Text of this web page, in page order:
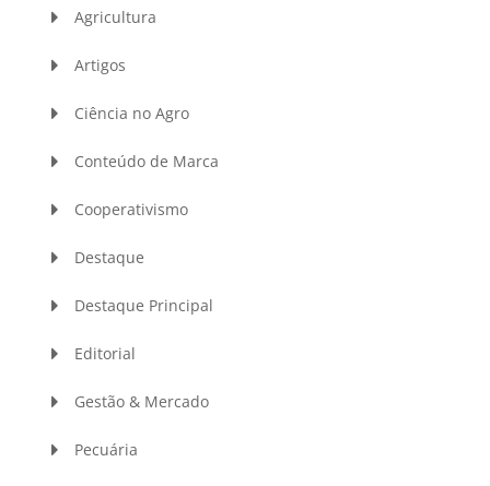
Agricultura
Artigos
Ciência no Agro
Conteúdo de Marca
Cooperativismo
Destaque
Destaque Principal
Editorial
Gestão & Mercado
Pecuária